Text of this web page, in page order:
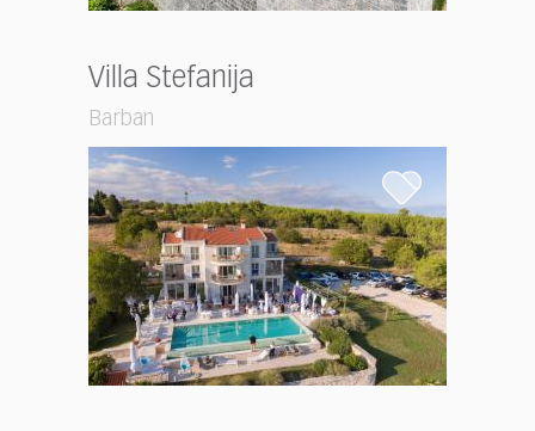
Villa Stefanija
Barban